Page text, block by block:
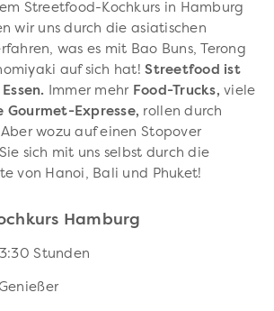
Streetfood-Kochkurs in Hamburg
wir uns durch die asiatischen
was es mit Bao Buns, Terong
auf sich hat!Streetfood ist
Immer mehr Food-Trucks, viele
Gourmet-Expresse, rollen durch
wozu auf einen Stopover
sich mit uns selbst durch die
von Hanoi, Bali und Phuket!
Hamburg
Stunden